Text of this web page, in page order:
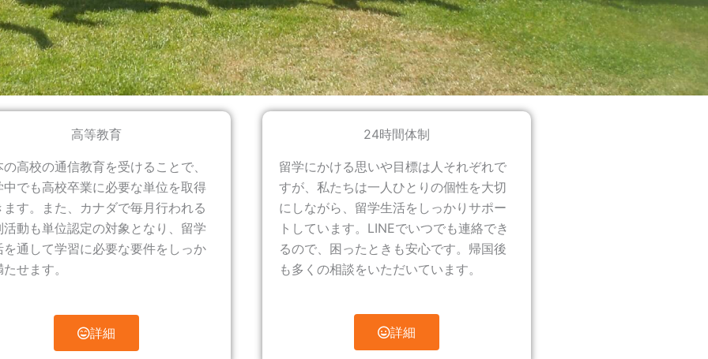
高等教育
の高校の通信教育を受けることで、
中でも高校卒業に必要な単位を取得
ます。また、カナダで毎月行われる
活動も単位認定の対象となり、留学
を通して学習に必要な要件をしっか
たせます。
詳細
24時間体制
留学にかける思いや目標は人それぞれで
すが、私たちは一人ひとりの個性を大切
にしながら、留学生活をしっかりサポー
トしています。LINEでいつでも連絡でき
るので、困ったときも安心です。帰国後
も多くの相談をいただいています。
詳細